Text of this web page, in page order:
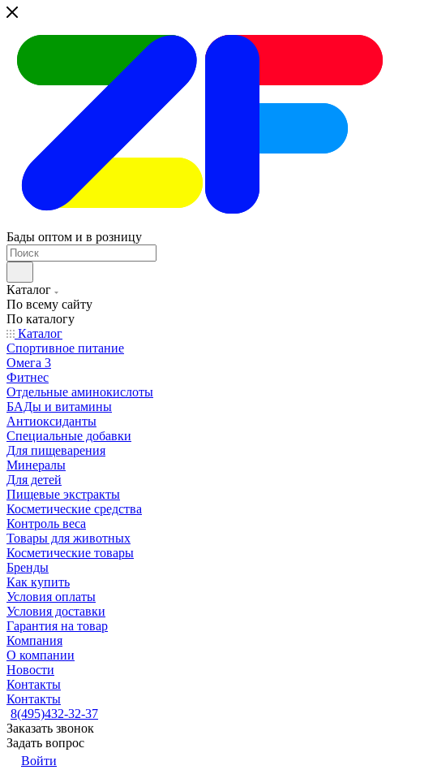
Бады оптом и в розницу
Каталог
По всему сайту
По каталогу
Каталог
Спортивное питание
Омега 3
Фитнес
Отдельные аминокислоты
БАДы и витамины
Антиоксиданты
Специальные добавки
Для пищеварения
Минералы
Для детей
Пищевые экстракты
Косметические средства
Контроль веса
Товары для животных
Косметические товары
Бренды
Как купить
Условия оплаты
Условия доставки
Гарантия на товар
Компания
О компании
Новости
Контакты
Контакты
8(495)432-32-37
Заказать звонок
Задать вопрос
Войти